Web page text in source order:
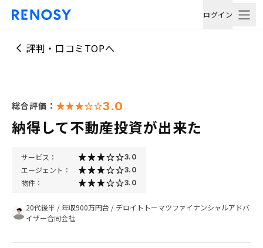
ログイン
評判・口コミTOPへ
総合評価： 3.0
納得して不動産投資が出来た
サービス： 3.0
エージェント： 3.0
物件： 3.0
20代後半 / 年収900万円台 / デロイトトーマツファイナンシャルアドバ
イザー合同会社